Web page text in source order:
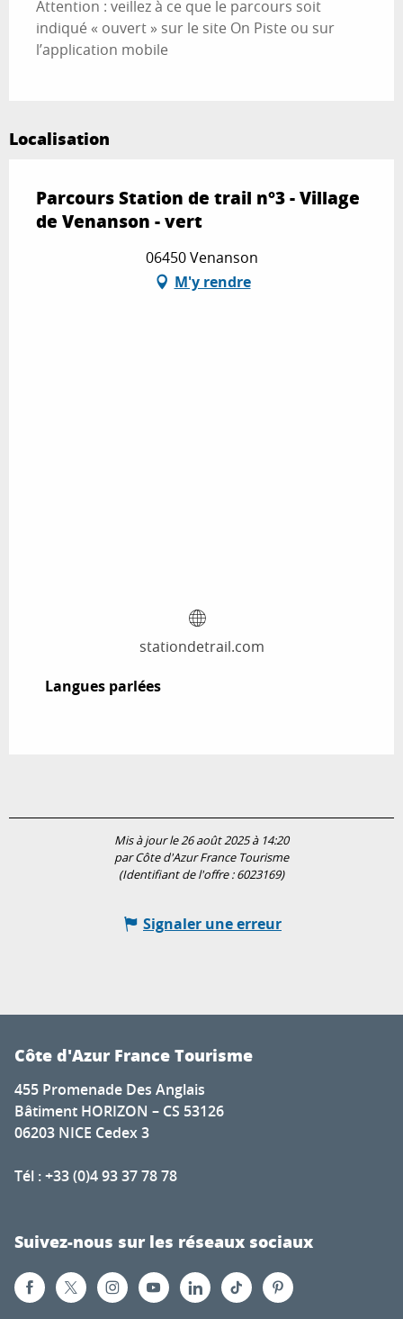
Attention : veillez à ce que le parcours soit
indiqué « ouvert » sur le site On Piste ou sur
l’application mobile
Localisation
Parcours Station de trail n°3 - Village
de Venanson - vert
06450 Venanson
M'y rendre
stationdetrail.com
Langues parlées
Langues parlées
Mis à jour le 26 août 2025 à 14:20
par Côte d'Azur France Tourisme
(Identifiant de l'offre :6023169)
Signaler une erreur
Côte d'Azur France Tourisme
455 Promenade Des Anglais
Bâtiment HORIZON – CS 53126
06203 NICE Cedex 3
Tél : +33 (0)4 93 37 78 78
Suivez-nous sur les réseaux sociaux